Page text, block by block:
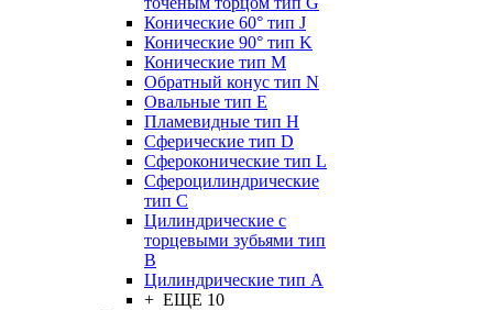
Конические 60° тип J
Конические 90° тип K
Конические тип M
Обратный конус тип N
Овальные тип E
Пламевидные тип H
Сферические тип D
Сфероконические тип L
Сфероцилиндрические
тип C
Цилиндрические с
торцевыми зубьями тип
B
Цилиндрические тип А
+ ЕЩЕ 10